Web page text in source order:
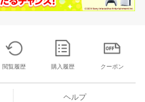
閲覧履歴 購入履歴 クーポン
ヘルプ